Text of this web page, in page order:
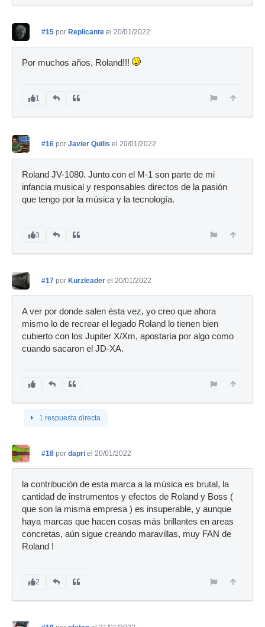
#15 por Replicante el 20/01/2022
Por muchos años, Roland!!!
1
#16 por Javier Quilis el 20/01/2022
Roland JV-1080. Junto con el M-1 son parte de mi
infancia musical y responsables directos de la pasión
que tengo por la música y la tecnología.
3
#17 por Kurzleader el 20/01/2022
A ver por donde salen ésta vez, yo creo que ahora
mismo lo de recrear el legado Roland lo tienen bien
cubierto con los Jupiter X/Xm, apostaría por algo como
cuando sacaron el JD-XA.
1 respuesta directa
#18 por dapri el 20/01/2022
la contribución de esta marca a la música es brutal, la
cantidad de instrumentos y efectos de Roland y Boss (
que son la misma empresa ) es insuperable, y aunque
haya marcas que hacen cosas más brillantes en areas
concretas, aún sigue creando maravillas, muy FAN de
Roland !
2